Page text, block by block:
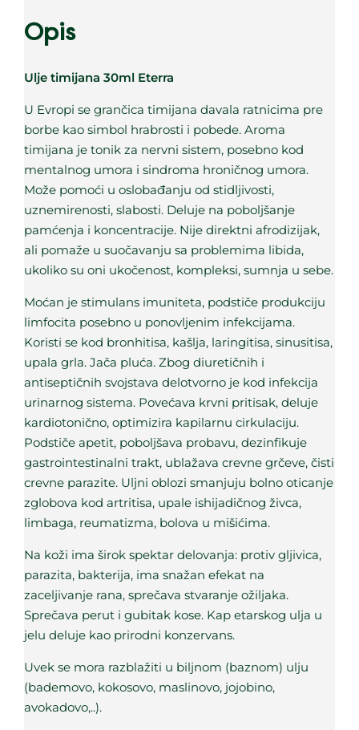
Opis
Ulje timijana 30ml Eterra
U Evropi se grančica timijana davala ratnicima pre
borbe kao simbol hrabrosti i pobede. Aroma
timijana je tonik za nervni sistem, posebno kod
mentalnog umora i sindroma hroničnog umora.
Može pomoći u oslobađanju od stidljivosti,
uznemirenosti, slabosti. Deluje na poboljšanje
pamćenja i koncentracije. Nije direktni afrodizijak,
ali pomaže u suočavanju sa problemima libida,
ukoliko su oni ukočenost, kompleksi, sumnja u sebe.
Moćan je stimulans imuniteta, podstiče produkciju
limfocita posebno u ponovljenim infekcijama.
Koristi se kod bronhitisa, kašlja, laringitisa, sinusitisa,
upala grla. Jača pluća. Zbog diuretičnih i
antiseptičnih svojstava delotvorno je kod infekcija
urinarnog sistema. Povećava krvni pritisak, deluje
kardiotonično, optimizira kapilarnu cirkulaciju.
Podstiče apetit, poboljšava probavu, dezinfikuje
gastrointestinalni trakt, ublažava crevne grčeve, čisti
crevne parazite. Uljni oblozi smanjuju bolno oticanje
zglobova kod artritisa, upale ishijadičnog živca,
limbaga, reumatizma, bolova u mišićima.
Na koži ima širok spektar delovanja: protiv gljivica,
parazita, bakterija, ima snažan efekat na
zaceljivanje rana, sprečava stvaranje ožiljaka.
Sprečava perut i gubitak kose. Kap etarskog ulja u
jelu deluje kao prirodni konzervans.
Uvek se mora razblažiti u biljnom (baznom) ulju
(bademovo, kokosovo, maslinovo, jojobino,
avokadovo,..).